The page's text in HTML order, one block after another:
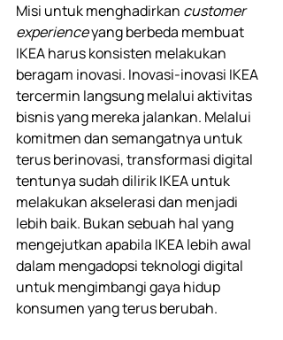
Misi untuk menghadirkan customer
experience yang berbeda membuat
IKEA harus konsisten melakukan
beragam inovasi. Inovasi-inovasi IKEA
tercermin langsung melalui aktivitas
bisnis yang mereka jalankan. Melalui
komitmen dan semangatnya untuk
terus berinovasi, transformasi digital
tentunya sudah dilirik IKEA untuk
melakukan akselerasi dan menjadi
lebih baik. Bukan sebuah hal yang
mengejutkan apabila IKEA lebih awal
dalam mengadopsi teknologi digital
untuk mengimbangi gaya hidup
konsumen yang terus berubah.